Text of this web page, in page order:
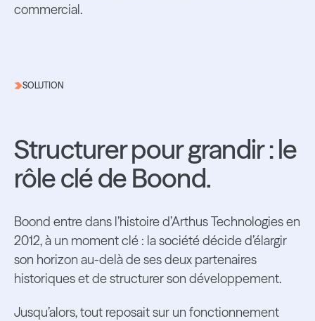
commercial.
SOLUTION
Structurer pour grandir : le
rôle clé de Boond.
Boond entre dans l’histoire d’Arthus Technologies en
2012, à un moment clé : la société décide d’élargir
son horizon au-delà de ses deux partenaires
historiques et de structurer son développement.
Jusqu’alors, tout reposait sur un fonctionnement